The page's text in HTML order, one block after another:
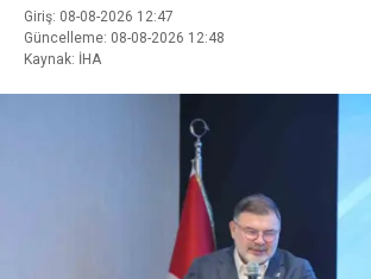
Giriş: 08-08-2026 12:47
Güncelleme: 08-08-2026 12:48
Kaynak: İHA